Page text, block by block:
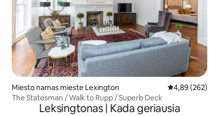
Miesto namas mieste Lexington Vidutinis
4,89 (262)
The Statesman / Walk to Rupp / Superb Deck
Leksingtonas | Kada geriausia